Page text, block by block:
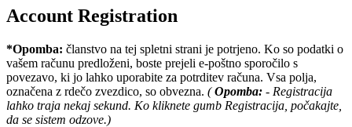
Account Registration
*Opomba: članstvo na tej spletni strani je potrjeno. Ko so podatki o
vašem računu predloženi, boste prejeli e-poštno sporočilo s
povezavo, ki jo lahko uporabite za potrditev računa. Vsa polja,
označena z rdečo zvezdico, so obvezna. (Opomba: - Registracija
lahko traja nekaj sekund. Ko kliknete gumb Registracija, počakajte,
da se sistem odzove.)